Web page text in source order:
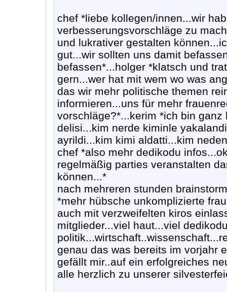
chef *liebe kollegen/innen...wir
verbesserungsvorschläge zu
und lukrativer gestalten
gut...wir sollten uns damit
befassen*...holger *klatsch und
gern...wer hat mit wem wo was
das wir mehr politische themen
informieren...uns für mehr
vorschläge?*...kerim *ich bin
delisi...kim nerde kiminle
ayrildi...kim kimi aldatti...kim
chef *also mehr dedikodu
regelmäßig parties veranstalten
können...*
nach mehreren stunden
*mehr hübsche unkomplizierte
auch mit verzweifelten kiros
mitglieder...viel haut...viel
genau das was bereits im vorjahr
gefällt mir..auf ein erfolgreiches
alle herzlich zu unserer